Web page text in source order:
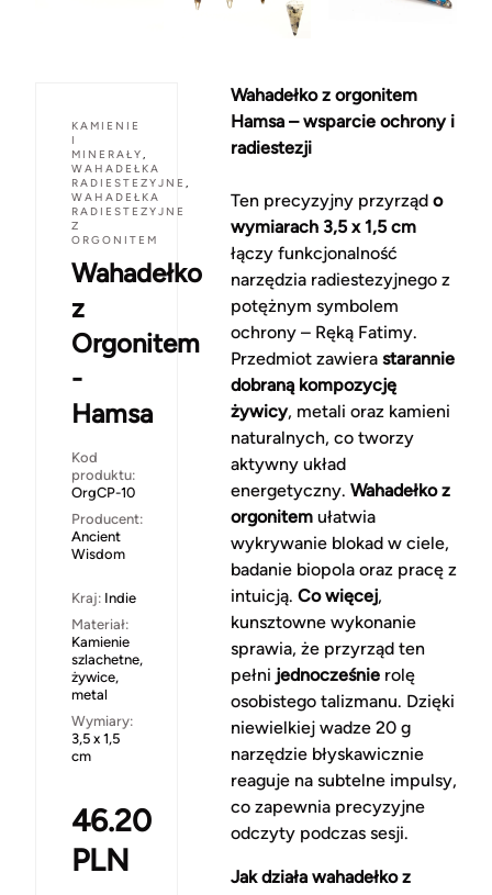
KAMIENIE
I
MINERAŁY,
WAHADEŁKA
RADIESTEZYJNE ,
WAHADEŁKA
RADIESTEZYJNE
Z
ORGONITEM
Wahadełko
z
Orgonitem
-
Hamsa
Kod
produktu:
OrgCP-10
Producent:
Ancient
Wisdom
Kraj: Indie
Materiał:
Kamienie
szlachetne,
żywice,
metal
Wymiary:
3,5 x 1,5
cm
46.20
PLN
Wahadełko z orgonitem
Hamsa – wsparcie ochrony i
radiestezji
Ten precyzyjny przyrząd o
wymiarach 3,5 x 1,5 cm
łączy funkcjonalność
narzędzia radiestezyjnego z
potężnym symbolem
ochrony – Ręką Fatimy.
Przedmiot zawiera starannie
dobraną kompozycję
żywicy, metali oraz kamieni
naturalnych, co tworzy
aktywny układ
energetyczny. Wahadełko z
orgonitemułatwia
wykrywanie blokad w ciele,
badanie biopola oraz pracę z
intuicją. Co więcej,
kunsztowne wykonanie
sprawia, że przyrząd ten
pełni jednocześnierolę
osobistego talizmanu. Dzięki
niewielkiej wadze 20 g
narzędzie błyskawicznie
reaguje na subtelne impulsy,
co zapewnia precyzyjne
odczyty podczas sesji.
Jak działa wahadełko z